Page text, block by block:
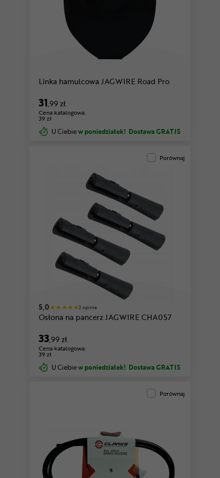
Linka hamulcowa JAGWIRE Road Pro
31,99 zł
Cena katalogowa:
39 zł
U Ciebiew poniedziałek! Dostawa GRATIS
Porównaj
5,0 2 opinie
Osłona na pancerz JAGWIRE CHA057
33,99 zł
Cena katalogowa:
39 zł
U Ciebiew poniedziałek! Dostawa GRATIS
Porównaj